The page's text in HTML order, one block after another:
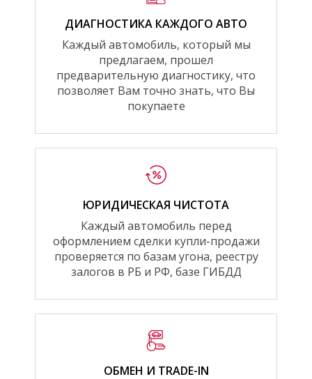
ДИАГНОСТИКА КАЖДОГО АВТО
Каждый автомобиль, который мы
предлагаем, прошел
предварительную диагностику, что
позволяет Вам точно знать, что Вы
покупаете
ЮРИДИЧЕСКАЯ ЧИСТОТА
Каждый автомобиль перед
оформлением сделки купли-продажи
проверяется по базам угона, реестру
залогов в РБ и РФ, базе ГИБДД
ОБМЕН И TRADE-IN